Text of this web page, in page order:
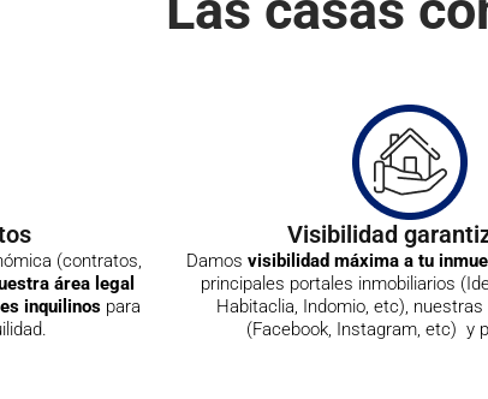
(contratos,
área legal
inquilinospara
Visibilidad
Damosvisibilidad máxima a tu
principales portales inmobiliarios
Habitaclia, Indomio, etc),
(Facebook, Instagram, etc) y